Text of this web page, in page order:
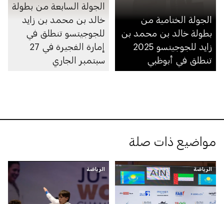
الجولة الختامية من
بطولة خالد بن محمد بن
زايد للجوجيتسو 2025
تنطلق في أبوظبي
الجولة السابعة من بطولة
خالد بن محمد بن زايد
للجوجيتسو تنطلق في
إمارة الفجيرة في 27
سبتمبر الجاري
مواضيع ذات صلة
الرياضة الرياضة